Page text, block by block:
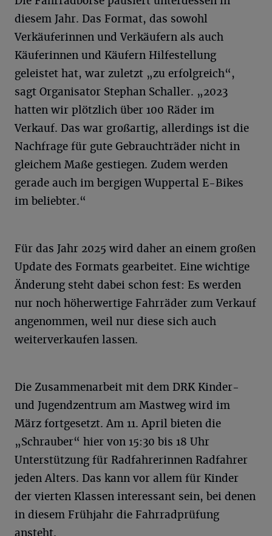
diesem Jahr. Das Format, das sowohl
Verkäuferinnen und Verkäufern als auch
Käuferinnen und Käufern Hilfestellung
geleistet hat, war zuletzt „zu erfolgreich“,
sagt Organisator Stephan Schaller. „2023
hatten wir plötzlich über 100 Räder im
Verkauf. Das war großartig, allerdings ist die
Nachfrage für gute Gebrauchträder nicht in
gleichem Maße gestiegen. Zudem werden
gerade auch im bergigen Wuppertal E-Bikes
im beliebter.“
Für das Jahr 2025 wird daher an einem großen
Update des Formats gearbeitet. Eine wichtige
Änderung steht dabei schon fest: Es werden
nur noch höherwertige Fahrräder zum Verkauf
angenommen, weil nur diese sich auch
weiterverkaufen lassen.
Die Zusammenarbeit mit dem DRK Kinder-
und Jugendzentrum am Mastweg wird im
März fortgesetzt. Am 11. April bieten die
„Schrauber“ hier von 15:30 bis 18 Uhr
Unterstützung für Radfahrerinnen Radfahrer
jeden Alters. Das kann vor allem für Kinder
der vierten Klassen interessant sein, bei denen
in diesem Frühjahr die Fahrradprüfung
ansteht.